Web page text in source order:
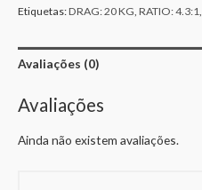
Etiquetas:DRAG: 20 KG, RATIO: 4.3:1,
Avaliações (0)
Avaliações
Ainda não existem avaliações.